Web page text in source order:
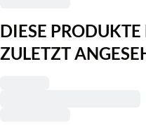
DIESE
ZULETZT